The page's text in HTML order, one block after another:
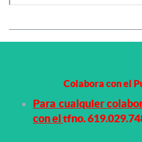
Colabora con el
Para cualquier
con eltfno.